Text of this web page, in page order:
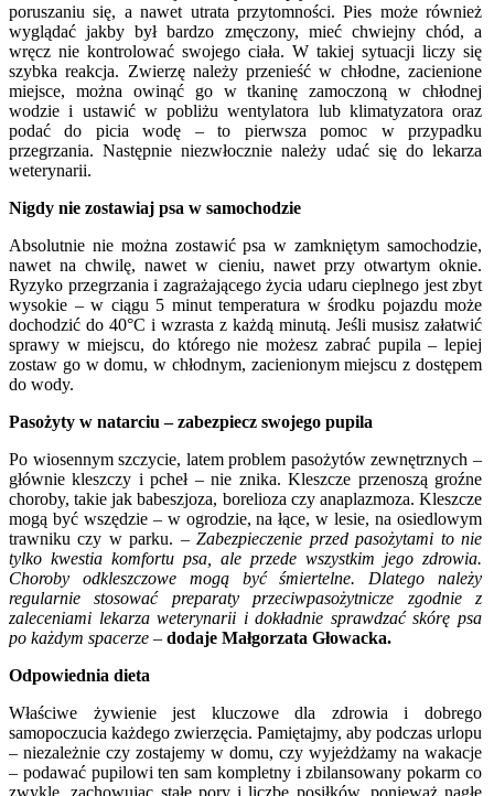
poruszaniu się, a nawet utrata przytomności. Pies może również
wyglądać jakby był bardzo zmęczony, mieć chwiejny chód, a
wręcz nie kontrolować swojego ciała. W takiej sytuacji liczy się
szybka reakcja. Zwierzę należy przenieść w chłodne, zacienione
miejsce, można owinąć go w tkaninę zamoczoną w chłodnej
wodzie i ustawić w pobliżu wentylatora lub klimatyzatora oraz
podać do picia wodę – to pierwsza pomoc w przypadku
przegrzania. Następnie niezwłocznie należy udać się do lekarza
weterynarii.
Nigdy nie zostawiaj psa w samochodzie
Absolutnie nie można zostawić psa w zamkniętym samochodzie,
nawet na chwilę, nawet w cieniu, nawet przy otwartym oknie.
Ryzyko przegrzania i zagrażającego życia udaru cieplnego jest zbyt
wysokie – w ciągu 5 minut temperatura w środku pojazdu może
dochodzić do 40°C i wzrasta z każdą minutą. Jeśli musisz załatwić
sprawy w miejscu, do którego nie możesz zabrać pupila – lepiej
zostaw go w domu, w chłodnym, zacienionym miejscu z dostępem
do wody.
Pasożyty w natarciu – zabezpiecz swojego pupila
Po wiosennym szczycie, latem problem pasożytów zewnętrznych –
głównie kleszczy i pcheł – nie znika. Kleszcze przenoszą groźne
choroby, takie jak babeszjoza, borelioza czy anaplazmoza. Kleszcze
mogą być wszędzie – w ogrodzie, na łące, w lesie, na osiedlowym
trawniku czy w parku. –Zabezpieczenie przed pasożytami to nie
tylko kwestia komfortu psa, ale przede wszystkim jego zdrowia.
Choroby odkleszczowe mogą być śmiertelne. Dlatego należy
regularnie stosować preparaty przeciwpasożytnicze zgodnie z
zaleceniami lekarza weterynarii i dokładnie sprawdzać skórę psa
po każdym spacerze – dodaje Małgorzata Głowacka.
Odpowiednia dieta
Właściwe żywienie jest kluczowe dla zdrowia i dobrego
samopoczucia każdego zwierzęcia. Pamiętajmy, aby podczas urlopu
– niezależnie czy zostajemy w domu, czy wyjeżdżamy na wakacje
– podawać pupilowi ten sam kompletny i zbilansowany pokarm co
zwykle, zachowując stałe pory i liczbę posiłków, ponieważ nagłe